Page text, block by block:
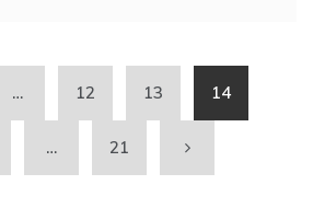
… 12 13 14
… 21